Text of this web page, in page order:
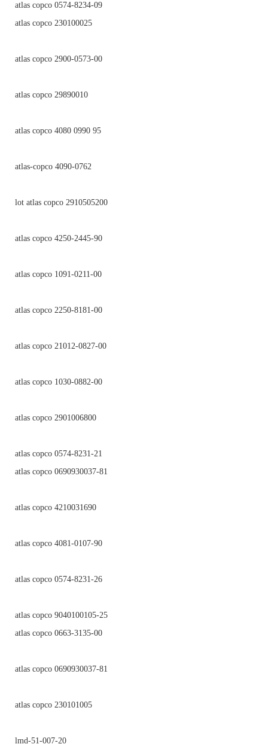
atlas copco 0574-8234-09
atlas copco 230100025
atlas copco 2900-0573-00
atlas copco 29890010
atlas copco 4080 0990 95
atlas-copco 4090-0762
lot atlas copco 2910505200
atlas copco 4250-2445-90
atlas copco 1091-0211-00
atlas copco 2250-8181-00
atlas copco 21012-0827-00
atlas copco 1030-0882-00
atlas copco 2901006800
atlas copco 0574-8231-21
atlas copco 0690930037-81
atlas copco 4210031690
atlas copco 4081-0107-90
atlas copco 0574-8231-26
atlas copco 9040100105-25
atlas copco 0663-3135-00
atlas copco 0690930037-81
atlas copco 230101005
lmd-51-007-20